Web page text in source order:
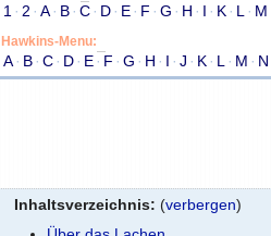
1 · 2 · A· B· C· D· E· F · G · H · I · K· L · M
Hawkins-Menu:
A· B· C· D· E· F · G · H · I · J · K· L · M · N
Inhaltsverzeichnis: (verbergen)